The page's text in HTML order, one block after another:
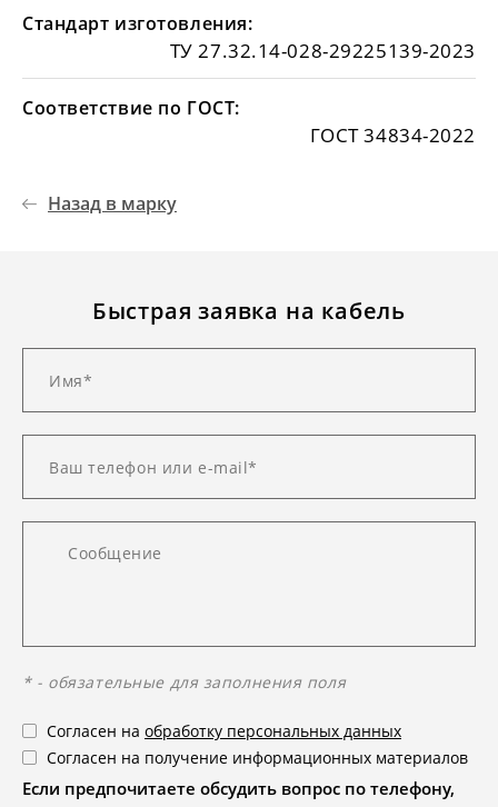
Стандарт изготовления:
ТУ 27.32.14-028-29225139-2023
Соответствие по ГОСТ:
ГОСТ 34834-2022
Назад в марку
Быстрая заявка на кабель
* - обязательные для заполнения поля
Согласен на обработку персональных данных
Согласен на получение информационных материалов
Если предпочитаете обсудить вопрос по телефону,